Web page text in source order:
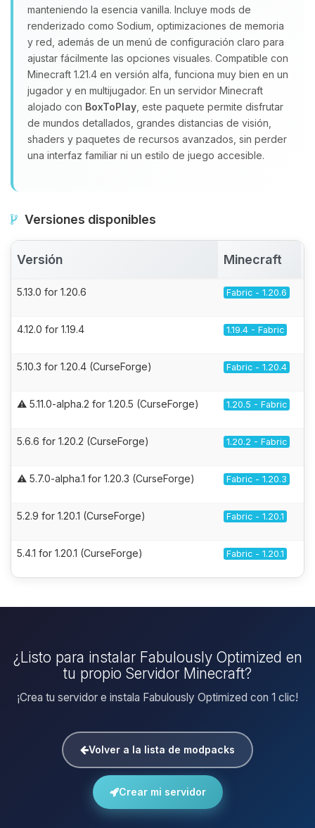
manteniendo la esencia vanilla. Incluye mods de
renderizado como Sodium, optimizaciones de memoria
y red, además de un menú de configuración claro para
ajustar fácilmente las opciones visuales. Compatible con
Minecraft 1.21.4 en versión alfa, funciona muy bien en un
jugador y en multijugador. En un servidor Minecraft
alojado con BoxToPlay , este paquete permite disfrutar
de mundos detallados, grandes distancias de visión,
shaders y paquetes de recursos avanzados, sin perder
una interfaz familiar ni un estilo de juego accesible.
Versiones disponibles
Versión Minecraft
5.13.0 for 1.20.6 Fabric - 1.20.6
4.12.0 for 1.19.4 1.19.4 - Fabric
5.10.3 for 1.20.4 (CurseForge) Fabric - 1.20.4
⚠️ 5.11.0-alpha.2 for 1.20.5 (CurseForge) 1.20.5 - Fabric
5.6.6 for 1.20.2 (CurseForge) 1.20.2 - Fabric
⚠️ 5.7.0-alpha.1 for 1.20.3 (CurseForge) Fabric - 1.20.3
5.2.9 for 1.20.1 (CurseForge) Fabric - 1.20.1
5.4.1 for 1.20.1 (CurseForge) Fabric - 1.20.1
¿Listo para instalar Fabulously Optimized en
tu propio Servidor Minecraft?
¡Crea tu servidor e instala Fabulously Optimized con 1 clic!
Volver a la lista de modpacks
Crear mi servidor